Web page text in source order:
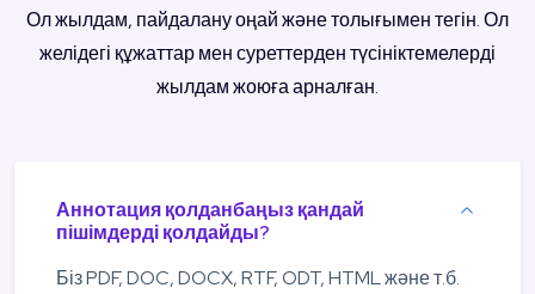
Ол жылдам, пайдалану оңай және толығымен тегін. Ол
желідегі құжаттар мен суреттерден түсініктемелерді
жылдам жоюға арналған.
Аннотация қолданбаңыз қандай
пішімдерді қолдайды?
Біз PDF, DOC, DOCX, RTF, ODT, HTML және т.б.